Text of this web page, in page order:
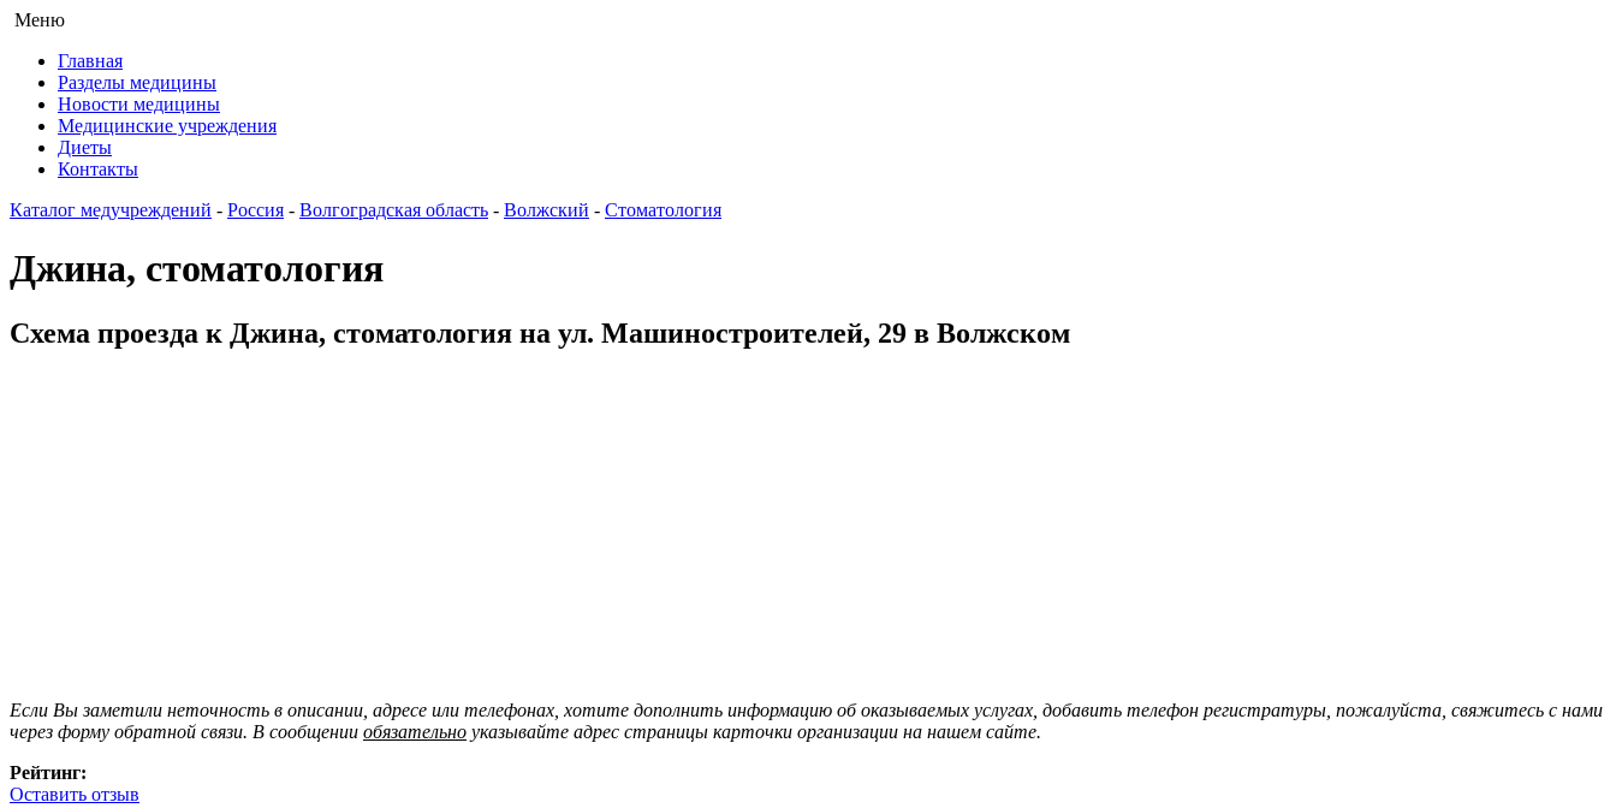
Меню
Главная
Разделы медицины
Новости медицины
Медицинские учреждения
Диеты
Контакты
Каталог медучреждений - Россия - Волгоградская область - Волжский - Стоматология
Джина, стоматология
Схема проезда к Джина, стоматология на ул. Машиностроителей, 29 в Волжском
Если Вы заметили неточность в описании, адресе или телефонах, хотите дополнить информацию об оказываемых услугах, добавить телефон регистратуры, пожалуйста, свяжитесь с нами
через форму обратной связи. В сообщении обязательно указывайте адрес страницы карточки организации на нашем сайте.
Рейтинг:
Оставить отзыв